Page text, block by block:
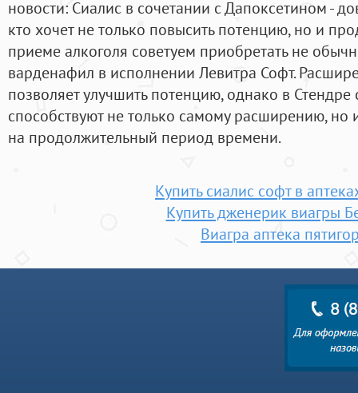
новости: Сиалис в сочетании с Дапоксетином -
кто хочет не только повысить потенцию, но и
приеме алкоголя советуем приобретать не
варденафил в исполнении Левитра Софт.
позволяет улучшить потенцию, однако в
способствуют не только самому расширению,
на продолжительный период времени.
Купить сиалис софт в
Купить дженерик виагры
Виагра аптека